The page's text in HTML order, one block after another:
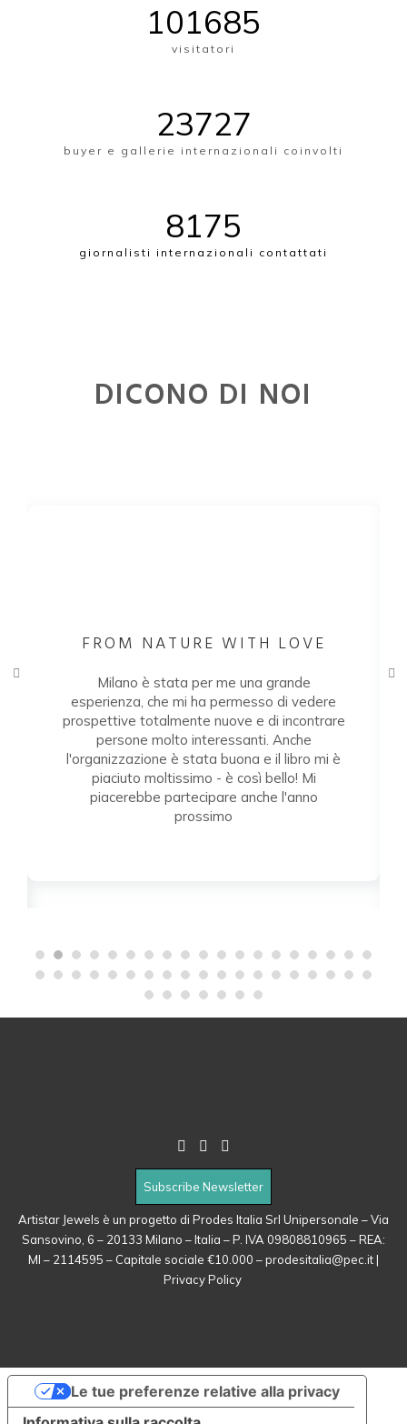
101900
visitatori
23777
buyer e gallerie internazionali coinvolti
8192
giornalisti internazionali contattati
DICONO DI NOI
FROM NATURE WITH LOVE
Milano è stata per me una grande
esperienza, che mi ha permesso di vedere
prospettive totalmente nuove e di incontrare
persone molto interessanti. Anche
l'organizzazione è stata buona e il libro mi è
piaciuto moltissimo - è così bello! Mi
piacerebbe partecipare anche l'anno
prossimo
Subscribe Newsletter
Artistar Jewels è un progetto di Prodes Italia Srl Unipersonale – Via
Sansovino, 6 – 20133 Milano – Italia – P. IVA 09808810965 – REA:
MI – 2114595 – Capitale sociale €10.000 –prodesitalia@pec.it|
Privacy Policy
Le tue preferenze relative alla privacy